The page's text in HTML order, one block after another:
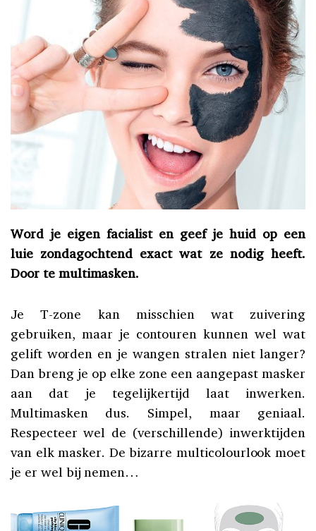
Word je eigen facialist en geef je huid op een
luie zondagochtend exact wat ze nodig heeft.
Door te multimasken.
Je T-zone kan misschien wat zuivering
gebruiken, maar je contouren kunnen wel wat
gelift worden en je wangen stralen niet langer?
Dan breng je op elke zone een aangepast masker
aan dat je tegelijkertijd laat inwerken.
Multimasken dus. Simpel, maar geniaal.
Respecteer wel de (verschillende) inwerktijden
van elk masker. De bizarre multicolourlook moet
je er wel bij nemen…